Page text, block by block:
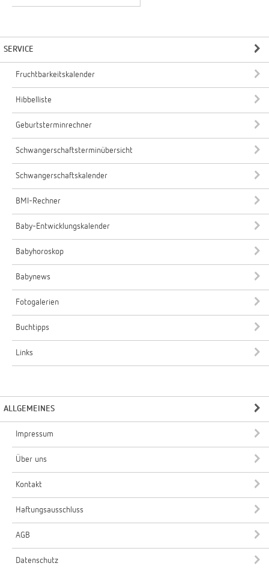
SERVICE
Fruchtbarkeitskalender
Hibbelliste
Geburtsterminrechner
Schwangerschaftsterminübersicht
Schwangerschaftskalender
BMI-Rechner
Baby-Entwicklungskalender
Babyhoroskop
Babynews
Fotogalerien
Buchtipps
Links
ALLGEMEINES
Impressum
Über uns
Kontakt
Haftungsausschluss
AGB
Datenschutz